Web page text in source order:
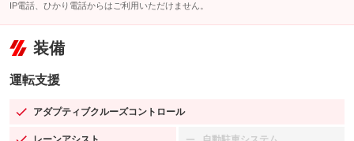
IP電話、ひかり電話からはご利用いただけません。
装備
運転支援
アダプティブクルーズコントロール
：装備あり